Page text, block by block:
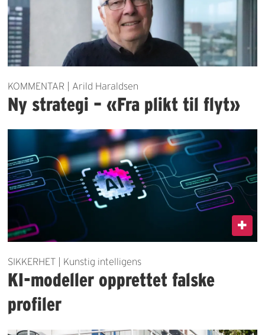
KOMMENTAR | Arild Haraldsen
Ny strategi – «Fra plikt til flyt»
SIKKERHET | Kunstig intelligens
KI-modeller opprettet falske
profiler